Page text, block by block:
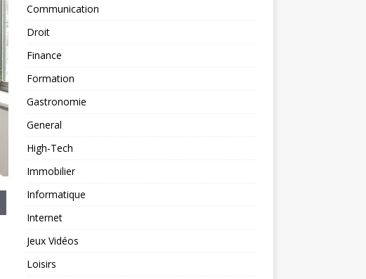
Communication
Droit
Finance
Formation
Gastronomie
General
High-Tech
Immobilier
Informatique
Internet
Jeux Vidéos
Loisirs